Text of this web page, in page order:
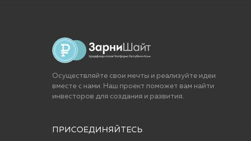
Осуществляйте свои мечты и реализуйте идеи
вместе с нами. Наш проект поможет вам найти
инвесторов для cоздания и развития.
ПРИСОЕДИНЯЙТЕСЬ